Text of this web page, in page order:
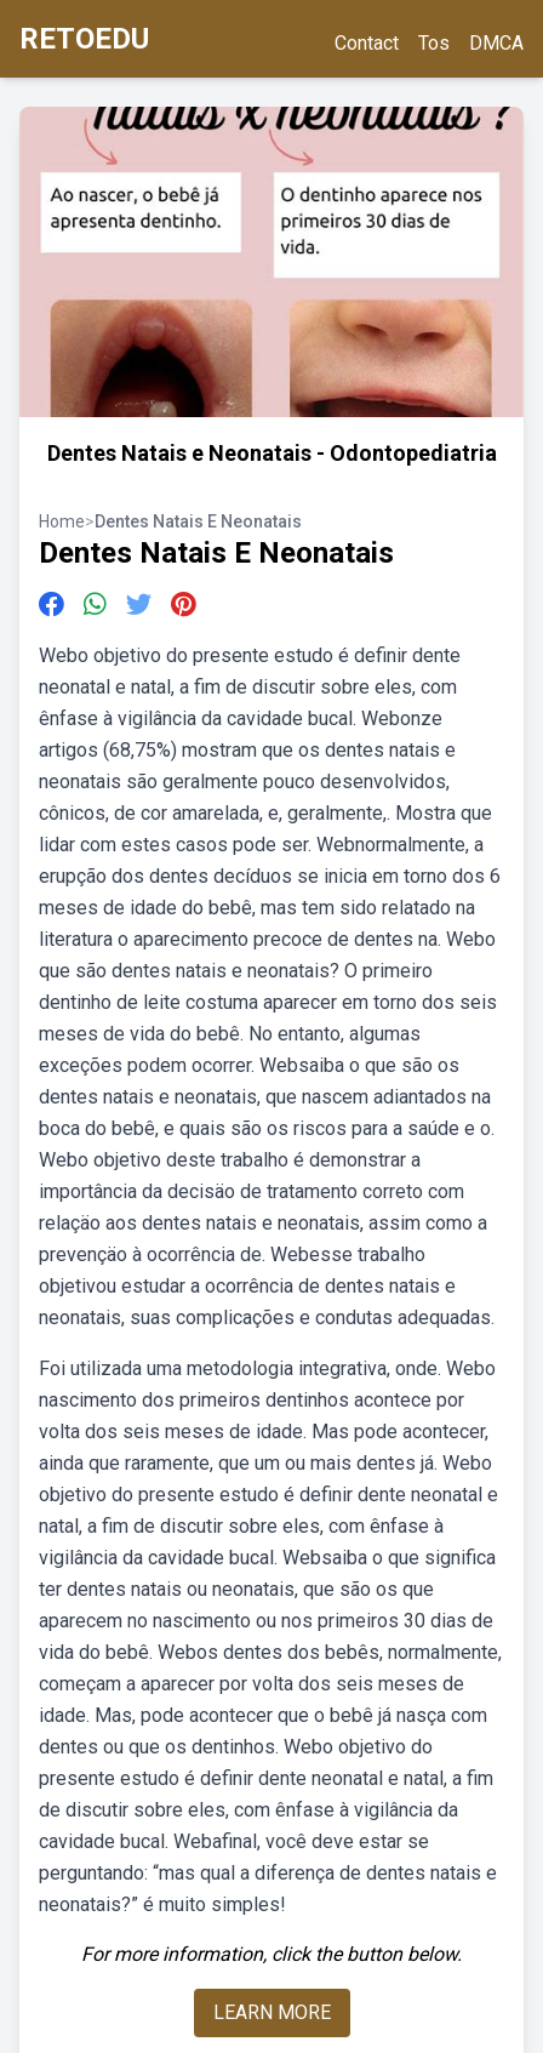
RETOEDU Contact Tos DMCA
Dentes Natais e Neonatais - Odontopediatria
Home>Dentes Natais E Neonatais
Dentes Natais E Neonatais
Webo objetivo do presente estudo é definir dente
neonatal e natal, a fim de discutir sobre eles, com
ênfase à vigilância da cavidade bucal. Webonze
artigos (68,75%) mostram que os dentes natais e
neonatais são geralmente pouco desenvolvidos,
cônicos, de cor amarelada, e, geralmente,. Mostra que
lidar com estes casos pode ser. Webnormalmente, a
erupção dos dentes decíduos se inicia em torno dos 6
meses de idade do bebê, mas tem sido relatado na
literatura o aparecimento precoce de dentes na. Webo
que são dentes natais e neonatais? O primeiro
dentinho de leite costuma aparecer em torno dos seis
meses de vida do bebê. No entanto, algumas
exceções podem ocorrer. Websaiba o que são os
dentes natais e neonatais, que nascem adiantados na
boca do bebê, e quais são os riscos para a saúde e o.
Webo objetivo deste trabalho é demonstrar a
importância da decisäo de tratamento correto com
relaçäo aos dentes natais e neonatais, assim como a
prevençäo à ocorrência de. Webesse trabalho
objetivou estudar a ocorrência de dentes natais e
neonatais, suas complicações e condutas adequadas.
Foi utilizada uma metodologia integrativa, onde. Webo
nascimento dos primeiros dentinhos acontece por
volta dos seis meses de idade. Mas pode acontecer,
ainda que raramente, que um ou mais dentes já. Webo
objetivo do presente estudo é definir dente neonatal e
natal, a fim de discutir sobre eles, com ênfase à
vigilância da cavidade bucal. Websaiba o que significa
ter dentes natais ou neonatais, que são os que
aparecem no nascimento ou nos primeiros 30 dias de
vida do bebê. Webos dentes dos bebês, normalmente,
começam a aparecer por volta dos seis meses de
idade. Mas, pode acontecer que o bebê já nasça com
dentes ou que os dentinhos. Webo objetivo do
presente estudo é definir dente neonatal e natal, a fim
de discutir sobre eles, com ênfase à vigilância da
cavidade bucal. Webafinal, você deve estar se
perguntando: “mas qual a diferença de dentes natais e
neonatais?” é muito simples!
For more information, click the button below.
LEARN MORE